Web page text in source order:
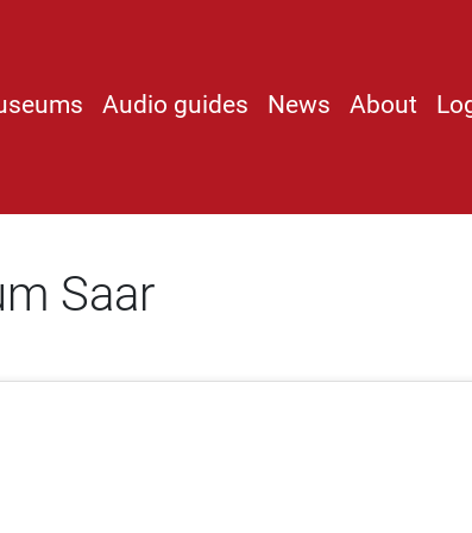
Audio guides News About
Saar